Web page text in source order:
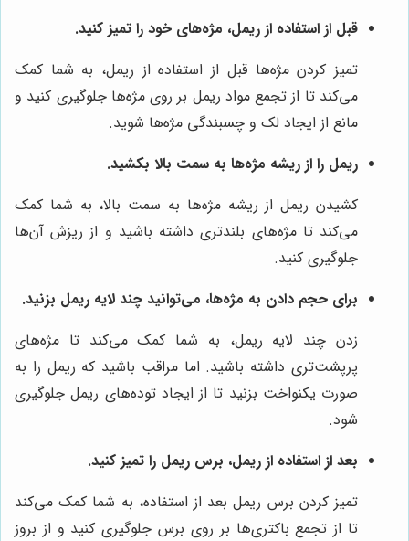
قبل از استفاده از ریمل، مژه‌های خود را تمیز کنید.
تمیز کردن مژه‌ها قبل از استفاده از ریمل، به شما کمک
می‌کند تا از تجمع مواد ریمل بر روی مژه‌ها جلوگیری کنید و
مانع از ایجاد لک و چسبندگی مژه‌ها شوید.
ریمل را از ریشه مژه‌ها به سمت بالا بکشید.
کشیدن ریمل از ریشه مژه‌ها به سمت بالا، به شما کمک
می‌کند تا مژه‌های بلندتری داشته باشید و از ریزش آن‌ها
جلوگیری کنید.
برای حجم دادن به مژه‌ها، می‌توانید چند لایه ریمل بزنید.
زدن چند لایه ریمل، به شما کمک می‌کند تا مژه‌های
پرپشت‌تری داشته باشید. اما مراقب باشید که ریمل را به
صورت یکنواخت بزنید تا از ایجاد توده‌های ریمل جلوگیری
شود.
بعد از استفاده از ریمل، برس ریمل را تمیز کنید.
تمیز کردن برس ریمل بعد از استفاده، به شما کمک می‌کند
تا از تجمع باکتری‌ها بر روی برس جلوگیری کنید و از بروز